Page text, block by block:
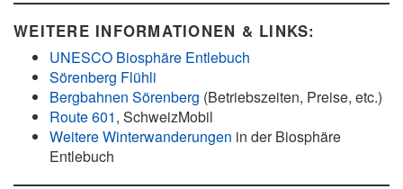
WEITERE INFORMATIONEN & LINKS:
UNESCO Biosphäre Entlebuch
Sörenberg Flühli
Bergbahnen Sörenberg (Betriebszeiten, Preise, etc.)
Route 601, SchweizMobil
Weitere Winterwanderungen in der Biosphäre
Entlebuch